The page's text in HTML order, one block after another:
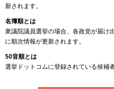
新されます。
名簿順とは
衆議院議員選挙の場合、各政党が届け
に順次情報が更新されます。
50音順とは
選挙ドットコムに登録されている候補